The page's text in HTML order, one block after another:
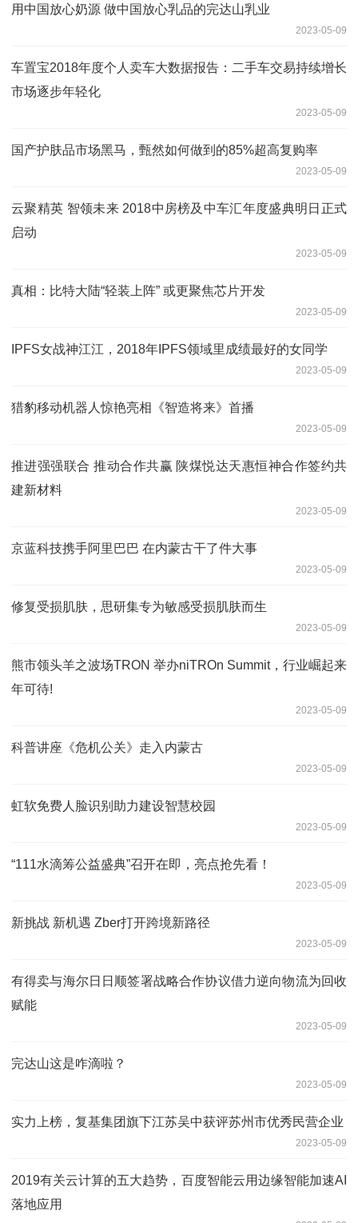
用中国放心奶源 做中国放心乳品的完达山乳业
2023-05-09
车置宝2018年度个人卖车大数据报告：二手车交易持续增长
市场逐步年轻化
2023-05-09
国产护肤品市场黑马，甄然如何做到的85%超高复购率
2023-05-09
云聚精英 智领未来 2018中房榜及中车汇年度盛典明日正式
启动
2023-05-09
真相：比特大陆“轻装上阵” 或更聚焦芯片开发
2023-05-09
IPFS女战神江江，2018年IPFS领域里成绩最好的女同学
2023-05-09
猎豹移动机器人惊艳亮相《智造将来》首播
2023-05-09
推进强强联合 推动合作共赢 陕煤悦达天惠恒神合作签约共
建新材料
2023-05-09
京蓝科技携手阿里巴巴 在内蒙古干了件大事
2023-05-09
修复受损肌肤，思研集专为敏感受损肌肤而生
2023-05-09
熊市领头羊之波场TRON 举办niTROn Summit，行业崛起来
年可待!
2023-05-09
科普讲座《危机公关》走入内蒙古
2023-05-09
虹软免费人脸识别助力建设智慧校园
2023-05-09
“111水滴筹公益盛典”召开在即，亮点抢先看！
2023-05-09
新挑战 新机遇 Zber打开跨境新路径
2023-05-09
有得卖与海尔日日顺签署战略合作协议借力逆向物流为回收
赋能
2023-05-09
完达山这是咋滴啦？
2023-05-09
实力上榜，复基集团旗下江苏吴中获评苏州市优秀民营企业
2023-05-09
2019有关云计算的五大趋势，百度智能云用边缘智能加速AI
落地应用